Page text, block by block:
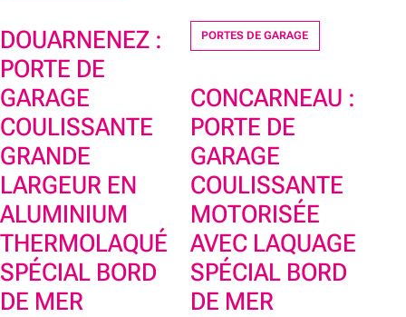
DOUARNENEZ :
PORTE DE
GARAGE
COULISSANTE
GRANDE
LARGEUR EN
ALUMINIUM
THERMOLAQUÉ
SPÉCIAL BORD
DE MER
PORTES DE GARAGE
CONCARNEAU :
PORTE DE
GARAGE
COULISSANTE
MOTORISÉE
AVEC LAQUAGE
SPÉCIAL BORD
DE MER